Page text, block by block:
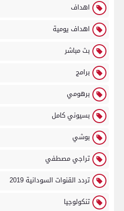
اهداف
اهداف يومية
بث مباشر
برامج
برهومي
بسيوني كامل
بوشي
تراجي مصطفي
تردد القنوات السودانية 2019
تنكولوجيا